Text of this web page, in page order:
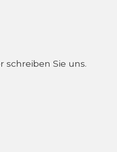
schreiben Sie uns.